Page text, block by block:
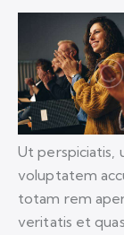
Ut perspiciatis,
voluptatem
totam rem
veritatis et